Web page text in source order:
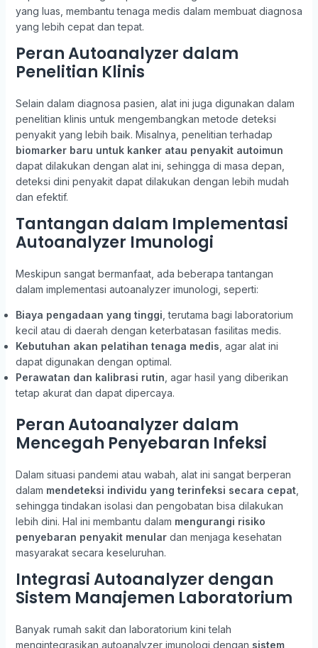
yang luas, membantu tenaga medis dalam membuat diagnosa
yang lebih cepat dan tepat.
Peran Autoanalyzer dalam
Penelitian Klinis
Selain dalam diagnosa pasien, alat ini juga digunakan dalam
penelitian klinis untuk mengembangkan metode deteksi
penyakit yang lebih baik. Misalnya, penelitian terhadap
biomarker baru untuk kanker atau penyakit autoimun
dapat dilakukan dengan alat ini, sehingga di masa depan,
deteksi dini penyakit dapat dilakukan dengan lebih mudah
dan efektif.
Tantangan dalam Implementasi
Autoanalyzer Imunologi
Meskipun sangat bermanfaat, ada beberapa tantangan
dalam implementasi autoanalyzer imunologi, seperti:
Biaya pengadaan yang tinggi , terutama bagi laboratorium
kecil atau di daerah dengan keterbatasan fasilitas medis.
Kebutuhan akan pelatihan tenaga medis , agar alat ini
dapat digunakan dengan optimal.
Perawatan dan kalibrasi rutin , agar hasil yang diberikan
tetap akurat dan dapat dipercaya.
Peran Autoanalyzer dalam
Mencegah Penyebaran Infeksi
Dalam situasi pandemi atau wabah, alat ini sangat berperan
dalam mendeteksi individu yang terinfeksi secara cepat,
sehingga tindakan isolasi dan pengobatan bisa dilakukan
lebih dini. Hal ini membantu dalam mengurangi risiko
penyebaran penyakit menulardan menjaga kesehatan
masyarakat secara keseluruhan.
Integrasi Autoanalyzer dengan
Sistem Manajemen Laboratorium
Banyak rumah sakit dan laboratorium kini telah
mengintegrasikan autoanalyzer imunologi dengan sistem